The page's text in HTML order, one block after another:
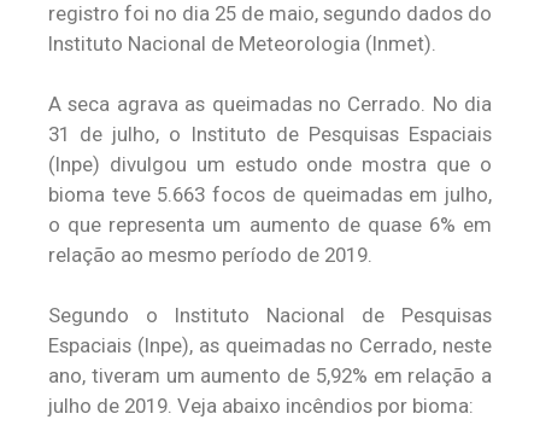
registro foi no dia 25 de maio, segundo dados do
Instituto Nacional de Meteorologia (Inmet).
A seca agrava as queimadas no Cerrado. No dia
31 de julho, o Instituto de Pesquisas Espaciais
(Inpe) divulgou um estudo onde mostra que o
bioma teve 5.663 focos de queimadas em julho,
o que representa um aumento de quase 6% em
relação ao mesmo período de 2019.
Segundo o Instituto Nacional de Pesquisas
Espaciais (Inpe), as queimadas no Cerrado, neste
ano, tiveram um aumento de 5,92% em relação a
julho de 2019. Veja abaixo incêndios por bioma: